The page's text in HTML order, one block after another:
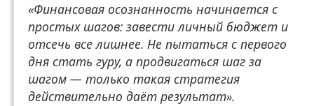
«Финансовая осознанность начинается с
простых шагов: завести личный бюджет и
отсечь все лишнее. Не пытаться с первого
дня стать гуру, а продвигаться шаг за
шагом — только такая стратегия
действительно даёт результат».